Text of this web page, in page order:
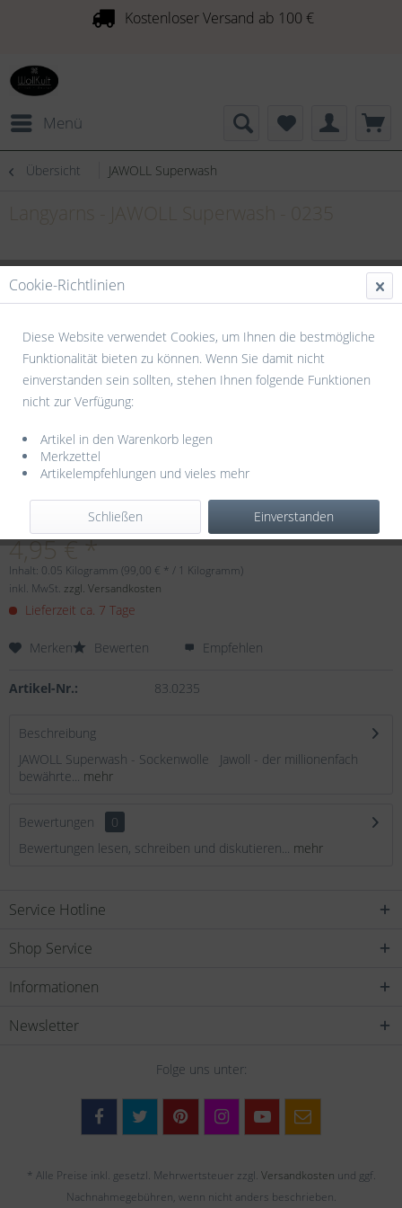
Kostenloser Versand ab 100 €
Menü
Übersicht JAWOLL Superwash
Dieser Artikel steht derzeit nicht zur Verfügung!
4,95 € *
Inhalt: 0.05 Kilogramm (99,00 € * / 1 Kilogramm)
inkl. MwSt. zzgl. Versandkosten
Lieferzeit ca. 7 Tage
Merken Bewerten Empfehlen
Artikel-Nr.: 83.0235
Beschreibung
JAWOLL Superwash - Sockenwolle Jawoll - der millionenfach
bewährte... mehr
Bewertungen
0
Bewertungen lesen, schreiben und diskutieren... mehr
Service Hotline
Shop Service
Informationen
Newsletter
Folge uns unter:
* Alle Preise inkl. gesetzl. Mehrwertsteuer zzgl. Versandkosten und ggf.
Nachnahmegebühren, wenn nicht anders beschrieben.
Cookie-Richtlinien
Diese Website verwendet Cookies, um Ihnen die bestmögliche
Funktionalität bieten zu können. Wenn Sie damit nicht
einverstanden sein sollten, stehen Ihnen folgende Funktionen
nicht zur Verfügung:
Artikel in den Warenkorb legen
Merkzettel
Artikelempfehlungen und vieles mehr
Einverstanden
Schließen